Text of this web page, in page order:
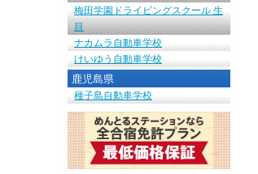
梅田学園ドライビングスクール 生
目
ナカムラ自動車学校
けいゆう自動車学校
鹿児島県
種子島自動車学校